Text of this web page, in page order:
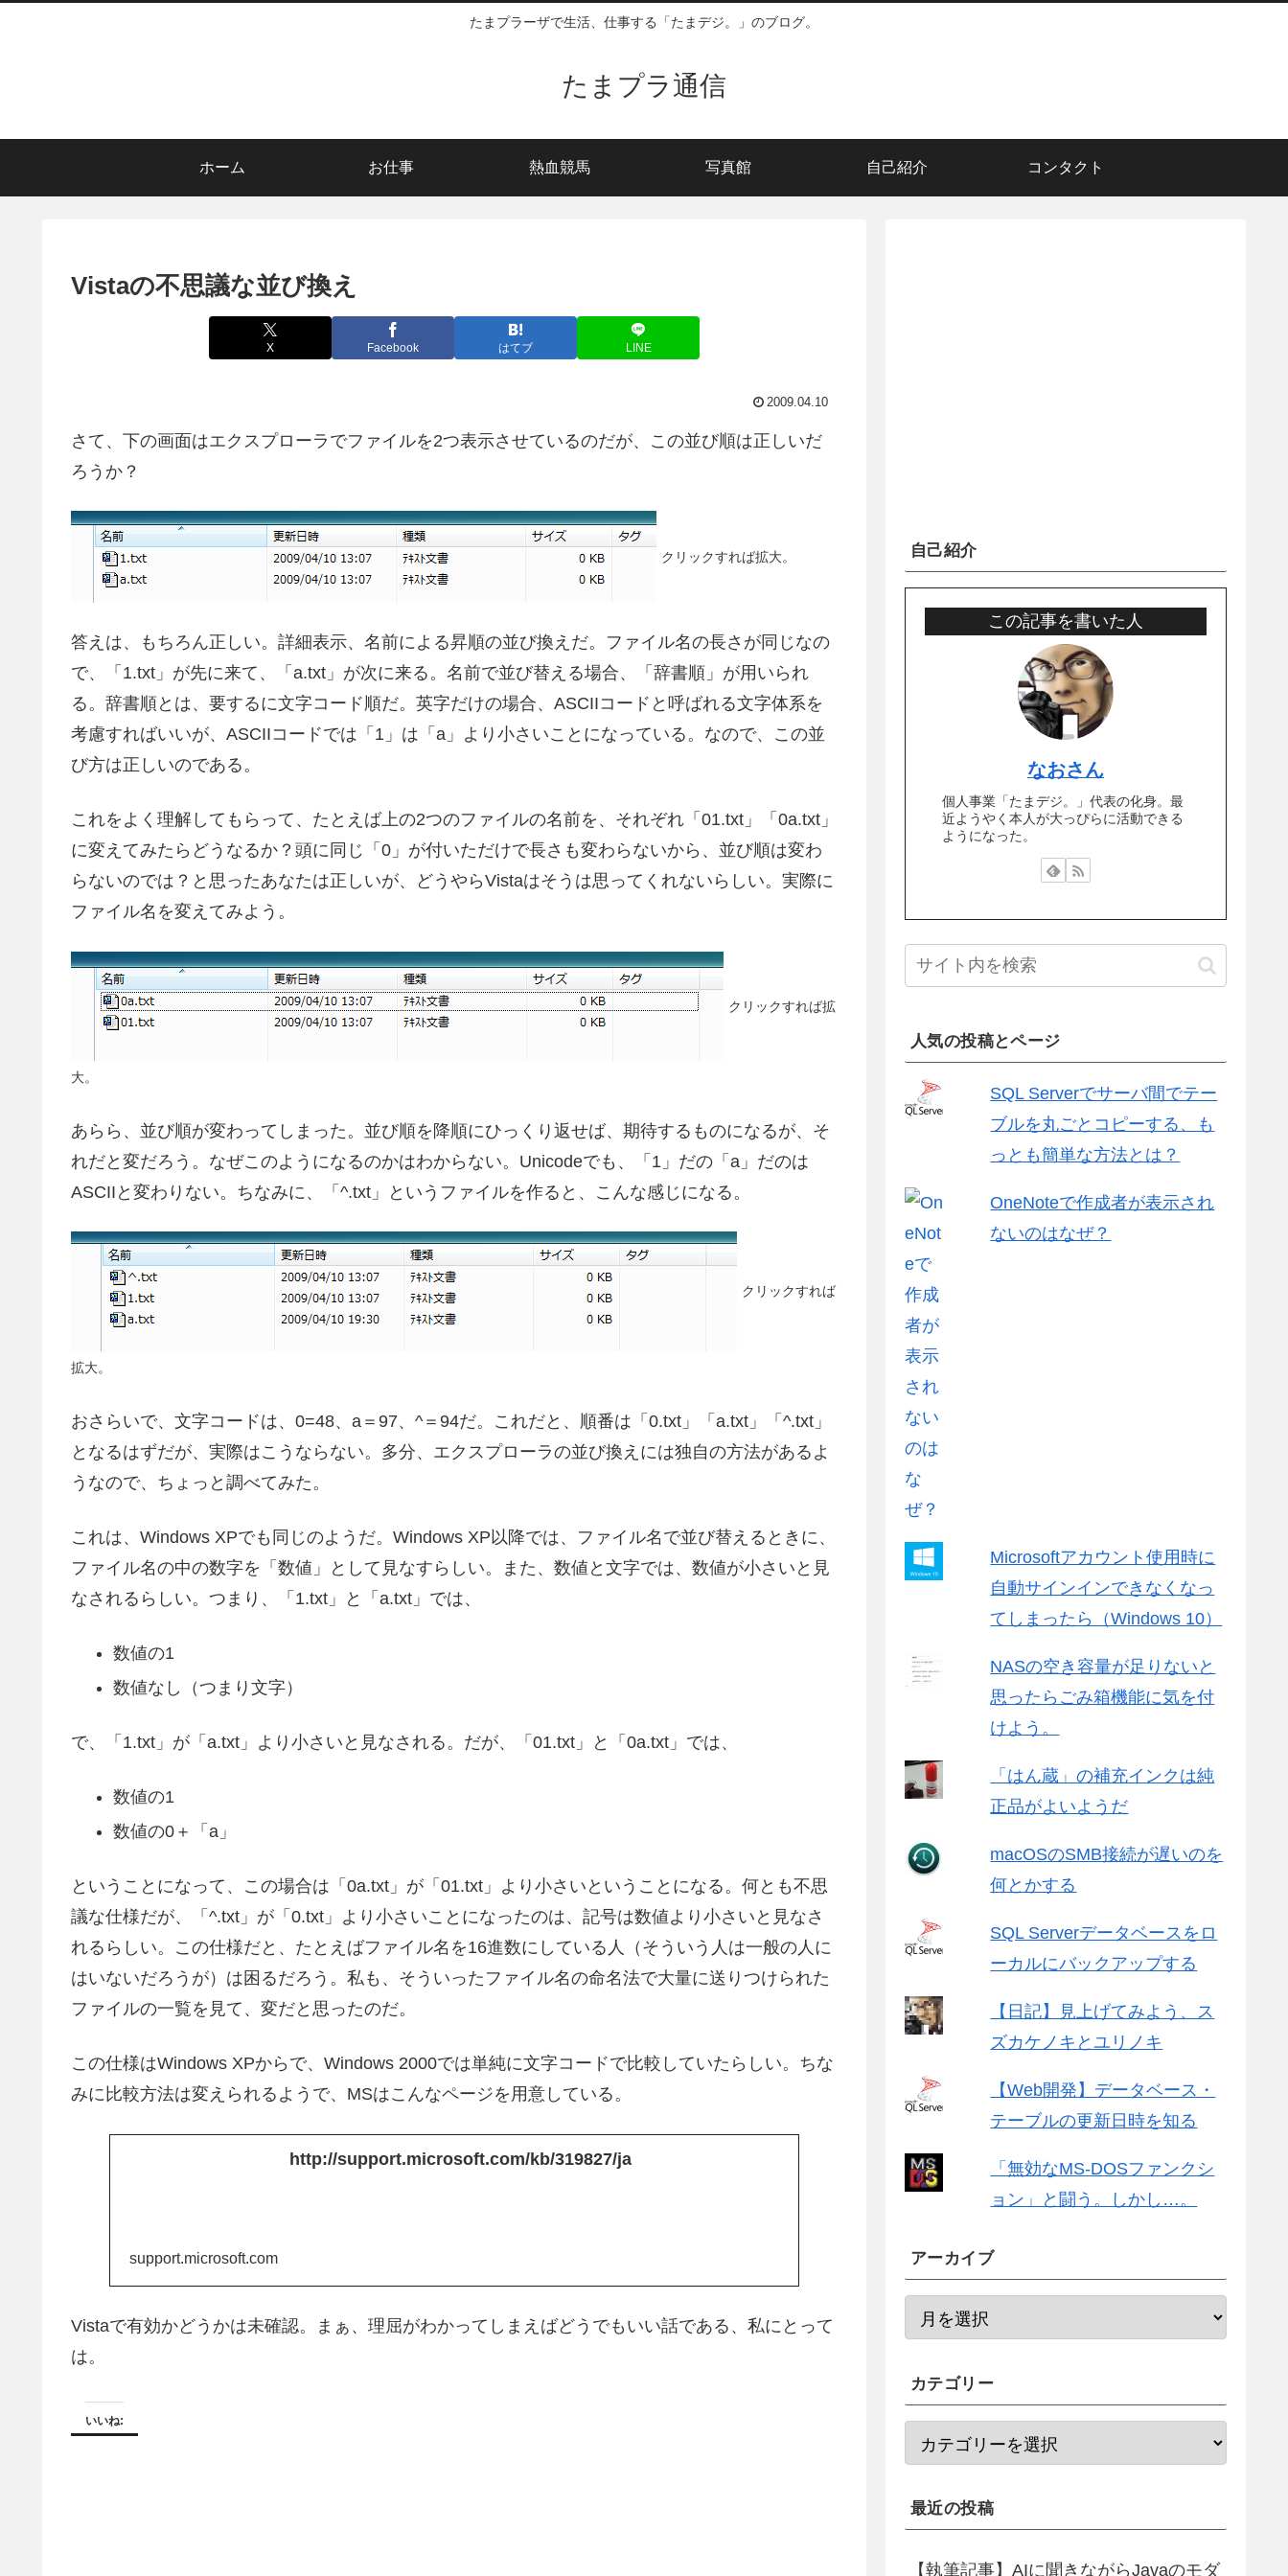
たまプラーザで生活、仕事する「たまデジ。」のブログ。
たまプラ通信
ホーム お仕事 熱血競馬 写真館 自己紹介 コンタクト
Vistaの不思議な並び換え
X Facebook はてブ LINE
2009.04.10
さて、下の画面はエクスプローラでファイルを2つ表示させているのだが、この並び順は正しいだ
ろうか？
クリックすれば拡大。
答えは、もちろん正しい。詳細表示、名前による昇順の並び換えだ。ファイル名の長さが同じなの
で、「1.txt」が先に来て、「a.txt」が次に来る。名前で並び替える場合、「辞書順」が用いられ
る。辞書順とは、要するに文字コード順だ。英字だけの場合、ASCIIコードと呼ばれる文字体系を
考慮すればいいが、ASCIIコードでは「1」は「a」より小さいことになっている。なので、この並
び方は正しいのである。
これをよく理解してもらって、たとえば上の2つのファイルの名前を、それぞれ「01.txt」「0a.txt」
に変えてみたらどうなるか？頭に同じ「0」が付いただけで長さも変わらないから、並び順は変わ
らないのでは？と思ったあなたは正しいが、どうやらVistaはそうは思ってくれないらしい。実際に
ファイル名を変えてみよう。
クリックすれば拡
大。
あらら、並び順が変わってしまった。並び順を降順にひっくり返せば、期待するものになるが、そ
れだと変だろう。なぜこのようになるのかはわからない。Unicodeでも、「1」だの「a」だのは
ASCIIと変わりない。ちなみに、「^.txt」というファイルを作ると、こんな感じになる。
クリックすれば
拡大。
おさらいで、文字コードは、0=48、a＝97、^＝94だ。これだと、順番は「0.txt」「a.txt」「^.txt」
となるはずだが、実際はこうならない。多分、エクスプローラの並び換えには独自の方法があるよ
うなので、ちょっと調べてみた。
これは、Windows XPでも同じのようだ。Windows XP以降では、ファイル名で並び替えるときに、
ファイル名の中の数字を「数値」として見なすらしい。また、数値と文字では、数値が小さいと見
なされるらしい。つまり、「1.txt」と「a.txt」では、
数値の1
数値なし（つまり文字）
で、「1.txt」が「a.txt」より小さいと見なされる。だが、「01.txt」と「0a.txt」では、
数値の1
数値の0＋「a」
ということになって、この場合は「0a.txt」が「01.txt」より小さいということになる。何とも不思
議な仕様だが、「^.txt」が「0.txt」より小さいことになったのは、記号は数値より小さいと見なさ
れるらしい。この仕様だと、たとえばファイル名を16進数にしている人（そういう人は一般の人に
はいないだろうが）は困るだろう。私も、そういったファイル名の命名法で大量に送りつけられた
ファイルの一覧を見て、変だと思ったのだ。
この仕様はWindows XPからで、Windows 2000では単純に文字コードで比較していたらしい。ちな
みに比較方法は変えられるようで、MSはこんなページを用意している。
http://support.microsoft.com/kb/319827/ja
support.microsoft.com
Vistaで有効かどうかは未確認。まぁ、理屈がわかってしまえばどうでもいい話である、私にとって
は。
いいね:
自己紹介
この記事を書いた人
なおさん
個人事業「たまデジ。」代表の化身。最
近ようやく本人が大っぴらに活動できる
ようになった。
人気の投稿とページ
SQL Serverでサーバ間でテー
ブルを丸ごとコピーする、も
っとも簡単な方法とは？
OneNoteで作成者が表示され
ないのはなぜ？
Microsoftアカウント使用時に
自動サインインできなくなっ
てしまったら（Windows 10）
NASの空き容量が足りないと
思ったらごみ箱機能に気を付
けよう。
「はん蔵」の補充インクは純
正品がよいようだ
macOSのSMB接続が遅いのを
何とかする
SQL Serverデータベースをロ
ーカルにバックアップする
【日記】見上げてみよう、ス
ズカケノキとユリノキ
【Web開発】データベース・
テーブルの更新日時を知る
「無効なMS-DOSファンクシ
ョン」と闘う。しかし…。
アーカイブ
カテゴリー
最近の投稿
【執筆記事】AIに聞きながらJavaのモダ